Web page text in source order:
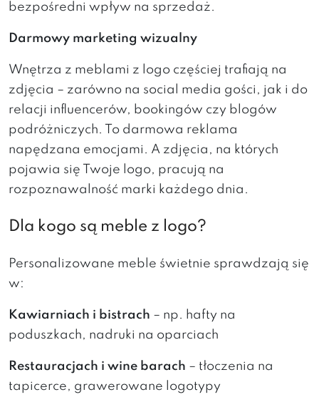
bezpośredni wpływ na sprzedaż.
Darmowy marketing wizualny
Wnętrza z meblami z logo częściej trafiają na
zdjęcia – zarówno na social media gości, jak i do
relacji influencerów, bookingów czy blogów
podróżniczych. To darmowa reklama
napędzana emocjami. A zdjęcia, na których
pojawia się Twoje logo, pracują na
rozpoznawalność marki każdego dnia.
Dla kogo są meble z logo?
Personalizowane meble świetnie sprawdzają się
w:
Kawiarniach i bistrach – np. hafty na
poduszkach, nadruki na oparciach
Restauracjach i wine barach – tłoczenia na
tapicerce, grawerowane logotypy